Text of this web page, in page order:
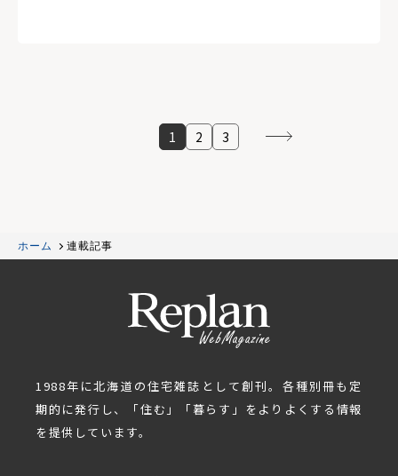
1 2 3
ホーム 連載記事
1988年に北海道の住宅雑誌として創刊。各種別冊も定
期的に発行し、「住む」「暮らす」をよりよくする情報
を提供しています。